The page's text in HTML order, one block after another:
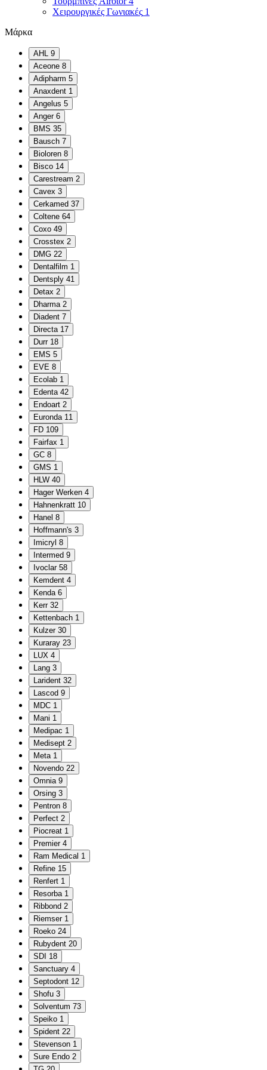
Χειρουργικές Γωνιακές 1
Μάρκα
AHL 9
Aceone 8
Adipharm 5
Anaxdent 1
Angelus 5
Anger 6
BMS 35
Bausch 7
Bioloren 8
Bisco 14
Carestream 2
Cavex 3
Cerkamed 37
Coltene 64
Coxo 49
Crosstex 2
DMG 22
Dentalfilm 1
Dentsply 41
Detax 2
Dharma 2
Diadent 7
Directa 17
Durr 18
EMS 5
EVE 8
Ecolab 1
Edenta 42
Endoart 2
Euronda 11
FD 109
Fairfax 1
GC 8
GMS 1
HLW 40
Hager Werken 4
Hahnenkratt 10
Hanel 8
Hoffmann's 3
Imicryl 8
Intermed 9
Ivoclar 58
Kemdent 4
Kenda 6
Kerr 32
Kettenbach 1
Kulzer 30
Kuraray 23
LUX 4
Lang 3
Larident 32
Lascod 9
MDC 1
Mani 1
Medipac 1
Medisept 2
Meta 1
Novendo 22
Omnia 9
Orsing 3
Pentron 8
Perfect 2
Piocreat 1
Premier 4
Ram Medical 1
Refine 15
Renfert 1
Resorba 1
Ribbond 2
Riemser 1
Roeko 24
Rubydent 20
SDI 18
Sanctuary 4
Septodont 12
Shofu 3
Solventum 73
Speiko 1
Spident 22
Stevenson 1
Sure Endo 2